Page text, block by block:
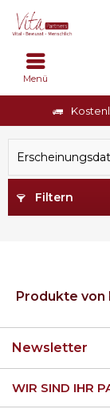
Menü
Filtern
Produkte
Newsletter
WIR SIND IHR